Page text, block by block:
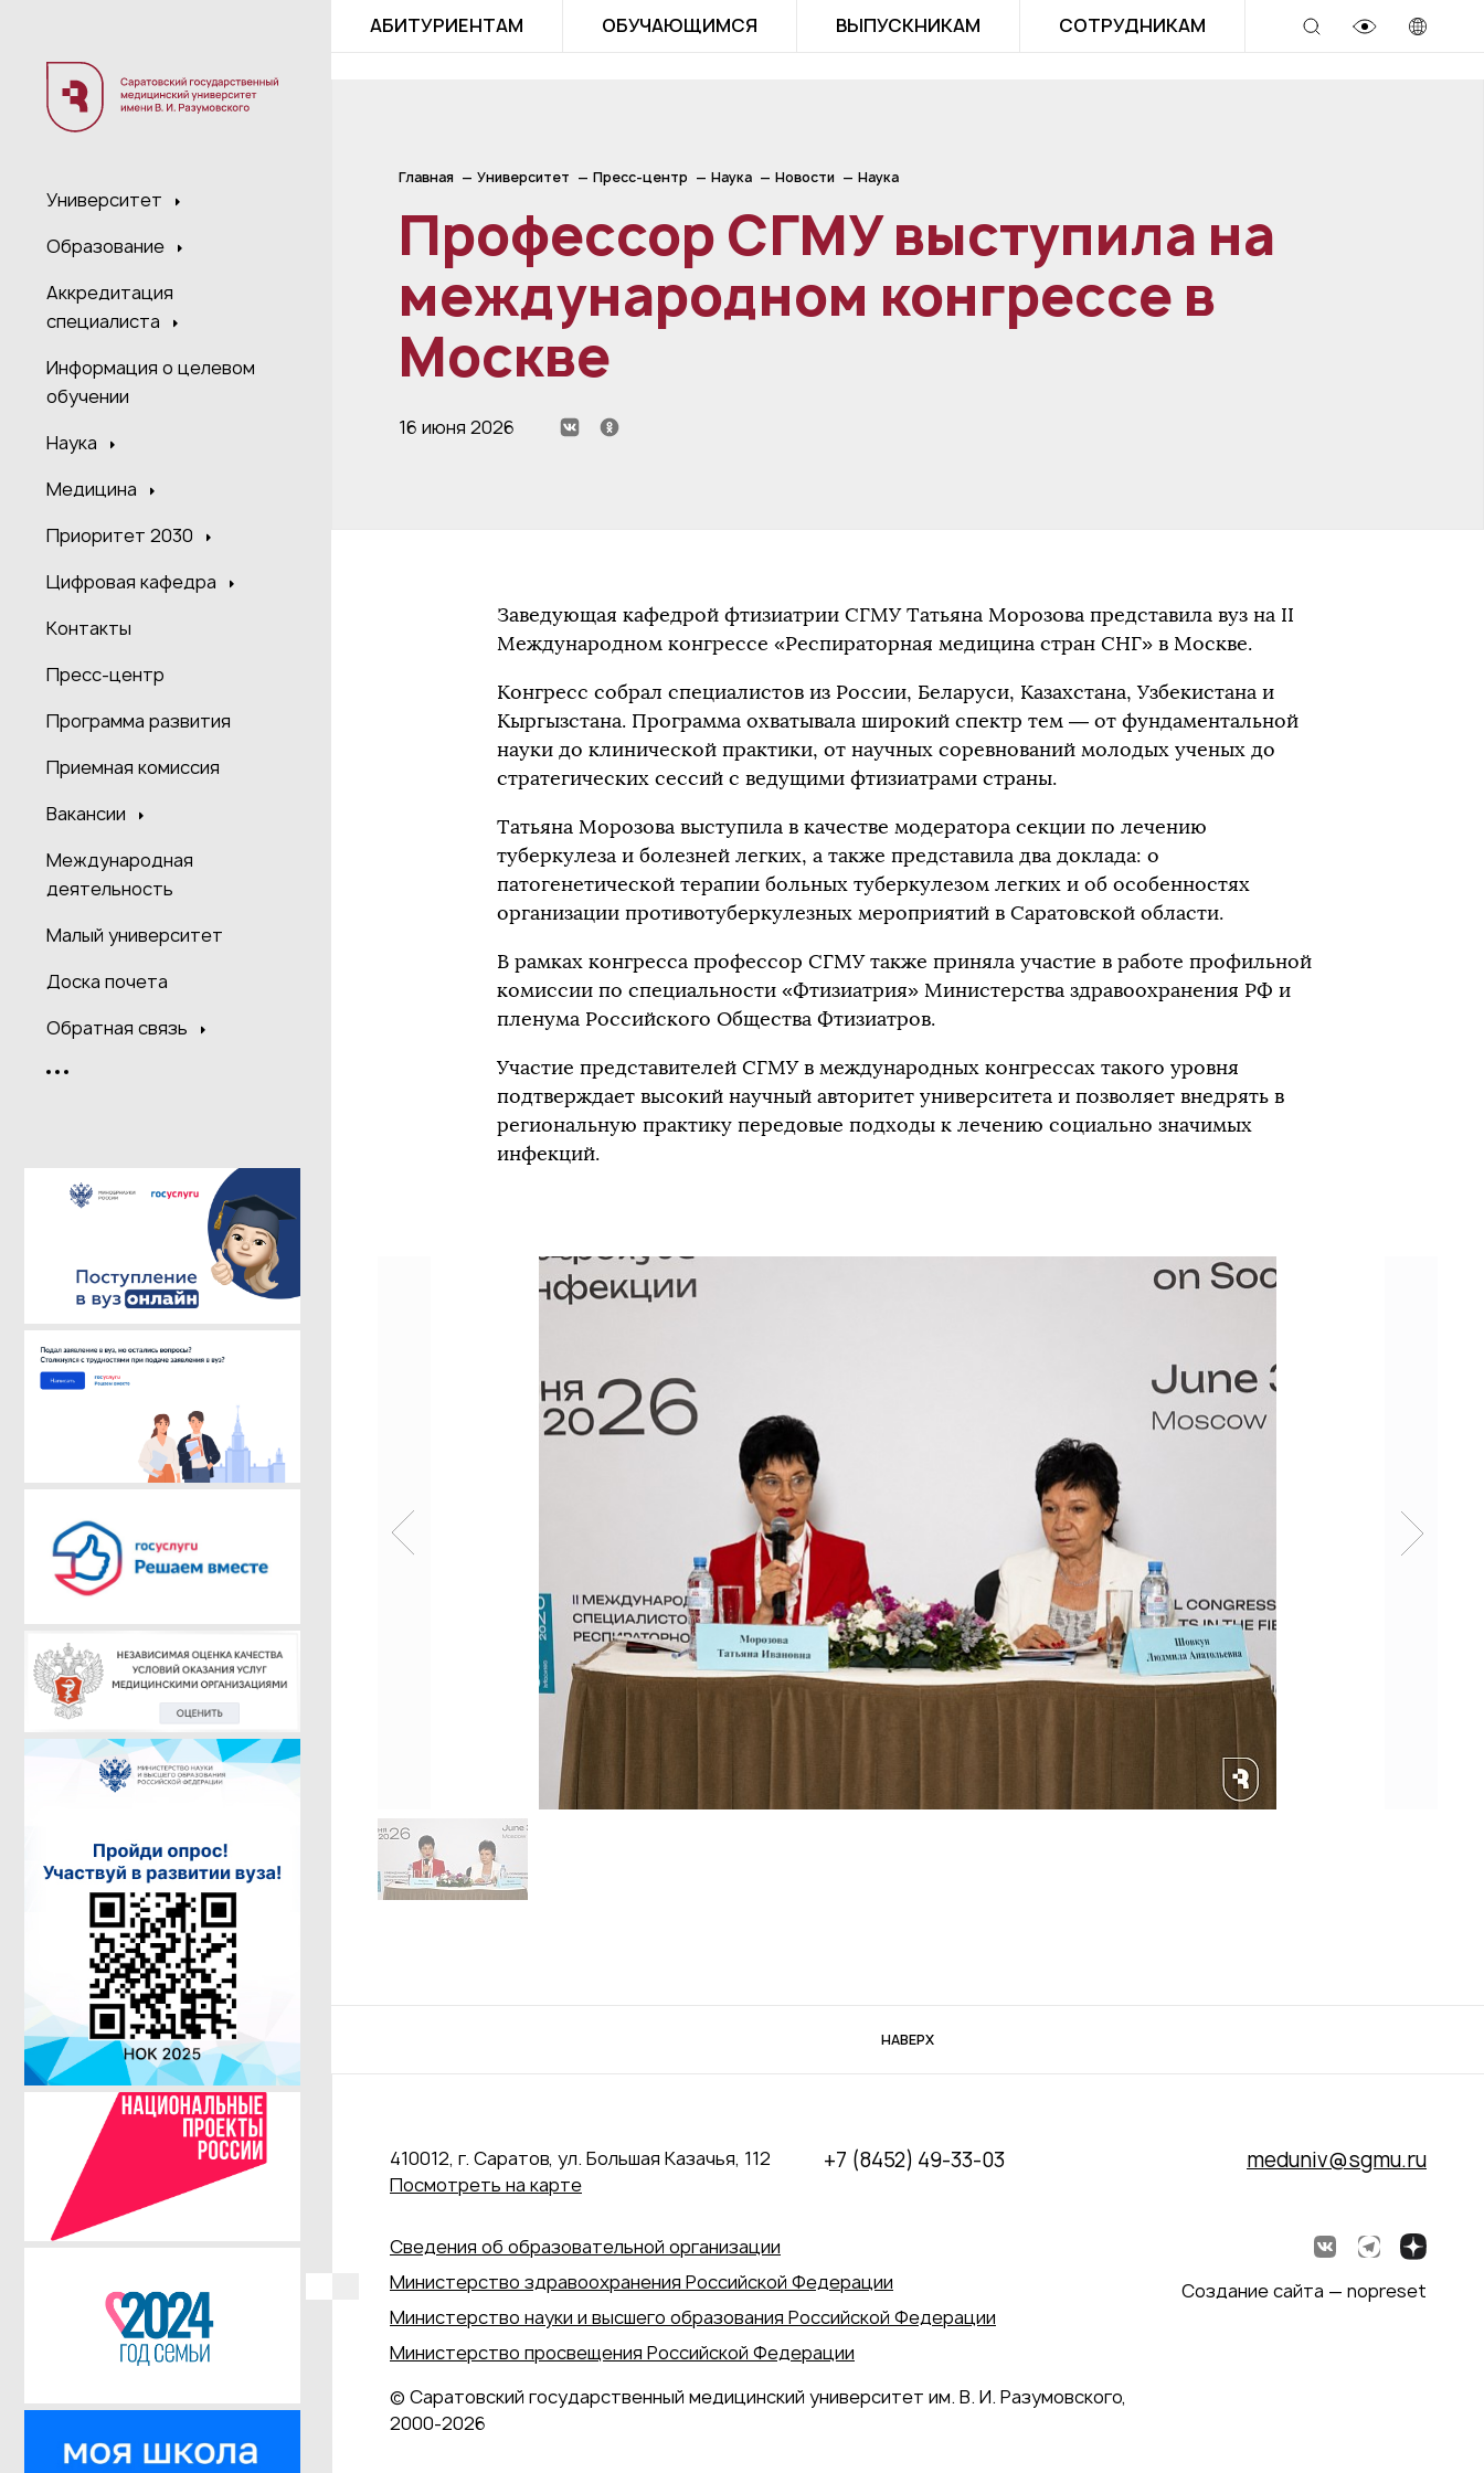
Университет
Образование
Аккредитация
специалиста
Информация о целевом
обучении
Наука
Медицина
Приоритет 2030
Цифровая кафедра
Контакты
Пресс-центр
Программа развития
Приемная комиссия
Вакансии
Международная
деятельность
Малый университет
Доска почета
Обратная связь
АБИТУРИЕНТАМ ОБУЧАЮЩИМСЯ ВЫПУСКНИКАМ СОТРУДНИКАМ
Главная Университет Пресс-центр Наука Новости Наука
Профессор СГМУ выступила на
международном конгрессе в
Москве
16 июня 2026
Заведующая кафедрой фтизиатрии СГМУ Татьяна Морозова представила вуз на II
Международном конгрессе «Респираторная медицина стран СНГ» в Москве.
Конгресс собрал специалистов из России, Беларуси, Казахстана, Узбекистана и
Кыргызстана. Программа охватывала широкий спектр тем — от фундаментальной
науки до клинической практики, от научных соревнований молодых ученых до
стратегических сессий с ведущими фтизиатрами страны.
Татьяна Морозова выступила в качестве модератора секции по лечению
туберкулеза и болезней легких, а также представила два доклада: о
патогенетической терапии больных туберкулезом легких и об особенностях
организации противотуберкулезных мероприятий в Саратовской области.
В рамках конгресса профессор СГМУ также приняла участие в работе профильной
комиссии по специальности «Фтизиатрия» Министерства здравоохранения РФ и
пленума Российского Общества Фтизиатров.
Участие представителей СГМУ в международных конгрессах такого уровня
подтверждает высокий научный авторитет университета и позволяет внедрять в
региональную практику передовые подходы к лечению социально значимых
инфекций.
НАВЕРХ
410012, г. Саратов, ул. Большая Казачья, 112
Посмотреть на карте
+7 (8452) 49-33-03 meduniv@sgmu.ru
Сведения об образовательной организации
Министерство здравоохранения Российской Федерации
Министерство науки и высшего образования Российской Федерации
Министерство просвещения Российской Федерации
© Саратовский государственный медицинский университет им. В. И. Разумовского,
2000‑2026
Создание сайта — nopreset